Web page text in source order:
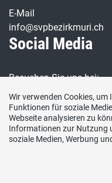
E-Mail
info@svpbezirkmuri.ch
Social Media
Besuchen Sie uns bei:
Wir verwenden Cookies,
Funktionen für soziale
Webseite analysieren zu
Informationen zur Nutzung
soziale Medien, Werbung